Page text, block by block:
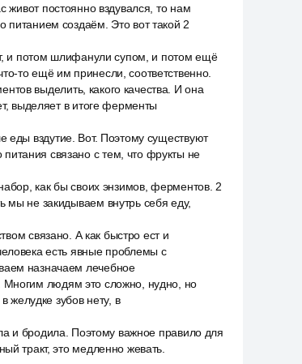
постоянно вздувался, то нам
питанием создаём. Это вот такой 2
и потом шлифанули супом, и потом ещё
то ещё им принесли, соответственно.
выделить, какого качества. И она
выделяет в итоге ферменты
еды вздутие. Вот. Поэтому существуют
связано с тем, что фрукты не
как бы своих энзимов, ферментов. 2
мы не закидываем внутрь себя еду,
связано. А как быстро ест и
есть явные проблемы с
назначаем лечебное
людям это сложно, нудно, но
желудке зубов нету, в
и бродила. Поэтому важное правило для
тракт, это медленно жевать.